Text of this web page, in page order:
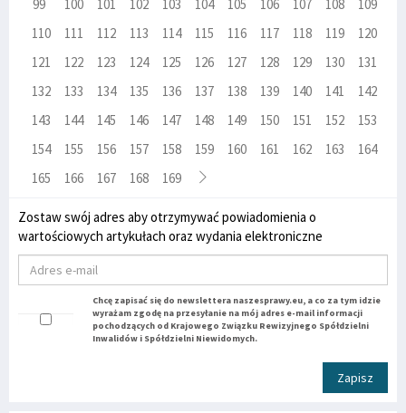
99 100 101 102 103 104 105 106 107 108
109
110
111 112 113 114 115 116 117 118 119
120
121
122 123 124 125 126 127 128 129 130
131
132
133 134 135 136 137 138 139 140 141
142
143
144 145 146 147 148 149 150 151 152
153
154
155 156 157 158 159 160 161 162 163
164
165
166 167 168 169
Zostaw swój adres aby otrzymywać powiadomienia o
wartościowych artykułach oraz wydania elektroniczne
Chcę zapisać się do newslettera naszesprawy.eu, a co za tym idzie
wyrażam zgodę na przesyłanie na mój adres e-mail informacji
pochodzących od Krajowego Związku Rewizyjnego Spółdzielni
Inwalidów i Spółdzielni Niewidomych.
Zapisz